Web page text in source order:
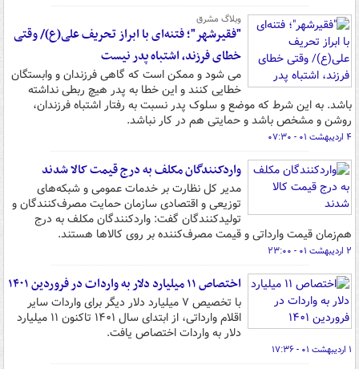
وبلاگ مشرق
"فقیرشهر"؛ فتنه‌ای با ابراز تحریف علی(ع)/ وقتی
خطای فرزند، اشتباه پدر نیست
می شود و ممکن است که گاهی فرزندان و وابستگان
خطایی کنند و این خطا به پدر هیچ ربطی نداشته
باشد. به این شرط که موضع و سلوک پدر نسبت به رفتار اشتباه فرزندان،
روشن و مشخص باشد و حمایتی هم در کار نباشد.
۴ اردیبهشت ۰۱ - ۰۷:۳۰
واردکنندگان مکلف به درج قیمت کالا شدند
مدیر کل نظارت بر خدمات عمومی و شبکه‌های
توزیعی و اقتصادی سازمان حمایت مصرف‌کنندگان و
تولیدکنندگان گفت: واردکنندگان مکلف به درج
هم‌زمان قیمت وارداتی و قیمت مصرف‌کننده بر روی کالاها هستند.
۲ اردیبهشت ۰۱ - ۲۳:۰۰
اختصاص ۱۱ میلیارد دلار به واردات در فروردین ۱۴۰۱
با تخصیص ۷ میلیارد دلار دیگر برای واردات سایر
اقلام وارداتی، از ابتدای سال ۱۴۰۱ تاکنون ۱۱ میلیارد
دلار به واردات اختصاص یافت.
۱ اردیبهشت ۰۱ - ۱۷:۳۶